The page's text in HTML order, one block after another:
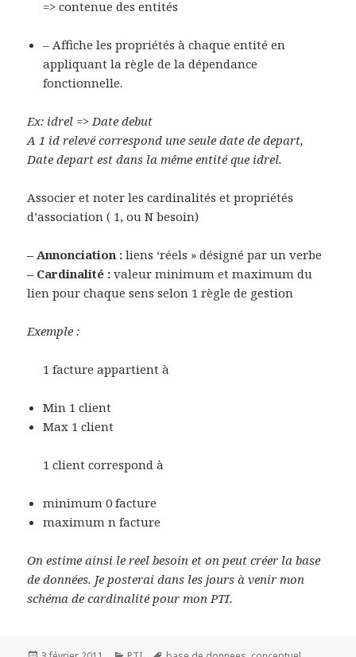
=> contenue des entités
– Affiche les propriétés à chaque entité en
appliquant la règle de la dépendance
fonctionnelle.
Ex: idrel => Date debut
A 1 id relevé correspond une seule date de depart,
Date depart est dans la même entité que idrel.
Associer et noter les cardinalités et propriétés
d’association ( 1, ou N besoin)
– Annonciation : liens ‘réels » désigné par un verbe
– Cardinalité :valeur minimum et maximum du
lien pour chaque sens selon 1 règle de gestion
Exemple :
1 facture appartient à
Min 1 client
Max 1 client
1 client correspond à
minimum 0 facture
maximum n facture
On estime ainsi le reel besoin et on peut créer la base
de données. Je posterai dans les jours à venir mon
schéma de cardinalité pour mon PTI.